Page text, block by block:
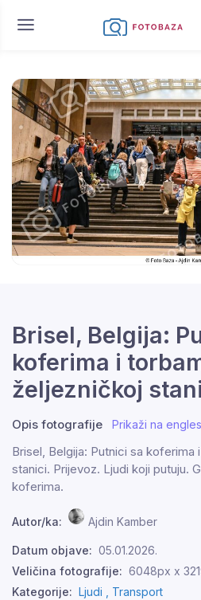
Brisel, Belgija:
koferima i
željezničkoj
Opis fotografije Prikaži na
Brisel, Belgija: Putnici sa koferima
stanici. Prijevoz. Ljudi koji putuju.
koferima.
Autor/ka: Ajdin Kamber
Datum objave: 05.01.2026.
Veličina fotografije: 6048px x
Kategorije: Ljudi , Transport